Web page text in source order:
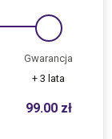
Gwarancja
+ 3 lata
99.00 zł